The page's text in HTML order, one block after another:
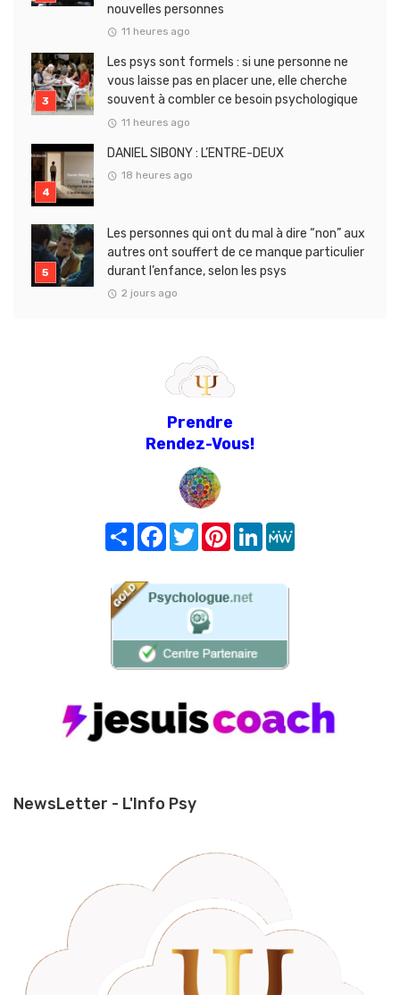
nouvelles personnes
11 heures ago
Les psys sont formels : si une personne ne
vous laisse pas en placer une, elle cherche
souvent à combler ce besoin psychologique
11 heures ago
DANIEL SIBONY : L’ENTRE-DEUX
18 heures ago
Les personnes qui ont du mal à dire “non” aux
autres ont souffert de ce manque particulier
durant l’enfance, selon les psys
2 jours ago
Prendre
Rendez-Vous!
Share FacebookTwitterPinterest
LinkedIn
NewsLetter - L'Info Psy